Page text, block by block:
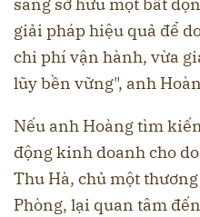
sang sở hữu một bất
giải pháp hiệu quả để
chi phí vận hành, vừa
lũy bền vững", anh
Nếu anh Hoàng tìm
động kinh doanh cho
Thu Hà, chủ một
Phòng, lại quan tâm